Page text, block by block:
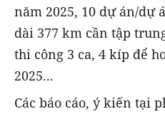
năm 2025, 10 dự án/dự
dài 377 km cần tập
thi công 3 ca, 4 kíp để
2025...
Các báo cáo, ý kiến tại